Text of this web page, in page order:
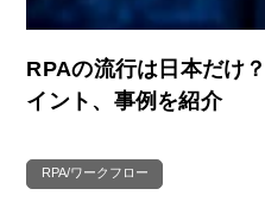
RPAの流行は日本だけ
イント、事例を紹介
RPA/ワークフロー